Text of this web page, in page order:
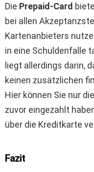
Die Prepaid-Card
bei allen
Kartenanbieters
in eine Schuldenfalle
liegt allerdings darin,
keinen zusätzlichen
Hier können Sie nur
zuvor eingezahlt
über die Kreditkarte
Fazit